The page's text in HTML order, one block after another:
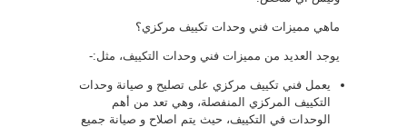
ماهي مميزات فني وحدات تكييف مركزي؟
يوجد العديد من مميزات فني وحدات التكييف، مثل:-
يعمل فني تكييف مركزي على تصليح و صيانة وحدات
التكييف المركزي المنفصلة، وهي تعد من أهم
الوحدات في التكييف، حيث يتم اصلاح و صيانة جميع